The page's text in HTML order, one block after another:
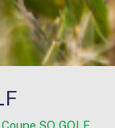
Coupe SO GOLF